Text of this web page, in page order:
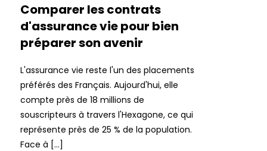
Comparer les contrats
d'assurance vie pour bien
préparer son avenir
L'assurance vie reste l'un des placements
préférés des Français. Aujourd'hui, elle
compte près de 18 millions de
souscripteurs à travers l'Hexagone, ce qui
représente près de 25 % de la population.
Face à […]